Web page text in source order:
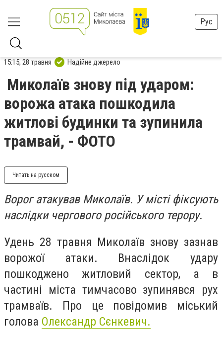
Рус
15:15, 28 травня Надійне джерело
Миколаїв знову під ударом:
ворожа атака пошкодила
житлові будинки та зупинила
трамвай, - ФОТО
Читать на русском
Ворог атакував Миколаїв. У місті фіксують
наслідки чергового російського терору.
Удень 28 травня Миколаїв знову зазнав
ворожої атаки. Внаслідок удару
пошкоджено житловий сектор, а в
частині міста тимчасово зупинявся рух
трамваїв. Про це повідомив міський
голова Олександр Сєнкевич.